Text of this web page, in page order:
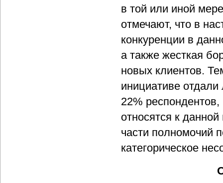
в той или иной
отмечают, что в
конкуренции в
а также жесткая
новых клиентов.
инициативе
22%
относятся к
части полномочий
категорическое